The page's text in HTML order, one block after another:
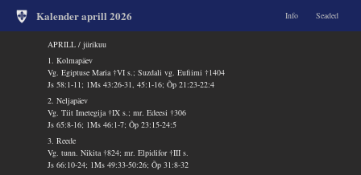
Kalender aprill 2026 Info Seaded
APRILL / jürikuu
1. Kolmapäev
Vg. Egiptuse Maria †VI s.; Suzdali vg. Eufiimi †1404
Js 58:1-11; 1Ms 43:26-31, 45:1-16; Õp 21:23-22:4
2. Neljapäev
Vg. Tiit Imetegija †IX s.; mr. Edeesi †306
Js 65:8-16; 1Ms 46:1-7; Õp 23:15-24:5
3. Reede
Vg. tunn. Nikita †824; mr. Elpidifor †III s.
Js 66:10-24; 1Ms 49:33-50:26; Õp 31:8-32